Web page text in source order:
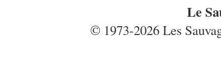
Le
© 1973-2026 Les